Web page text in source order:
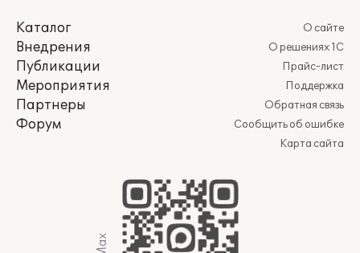
Каталог
Внедрения
Публикации
Мероприятия
Партнеры
Форум
О сайте
О решениях 1С
Прайс-лист
Поддержка
Обратная связь
Сообщить об ошибке
Карта сайта